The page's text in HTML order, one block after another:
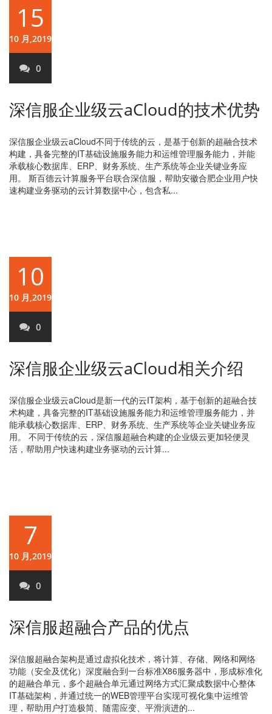
15
10 月,2019
0
深信服企业级云aCloud的技术优势
深信服企业级云aCloud不同于传统的云，是基于创新的超融合技术
构建，具备完整的IT基础设施服务能力和运维管理服务能力，并能
承载核心数据库、ERP、财务系统、生产系统等企业关键业务应
用。 斯百德云计算服务平台联合深信服，帮助安徽合肥企业用户快
速构建业务驱动的云计算数据中心，包含私...
10
10 月,2019
0
深信服企业级云aCloud相关介绍
深信服企业级云aCloud是新一代的云IT架构，基于创新的超融合技
术构建，具备完整的IT基础设施服务能力和运维管理服务能力，并
能承载核心数据库、ERP、财务系统、生产系统等企业关键业务应
用。 不同于传统的云，深信服超融合构建的企业级云更加轻便灵
活，帮助用户快速构建业务驱动的云计算...
7
10 月,2019
0
深信服超融合产品的优点
深信服超融合架构是通过虚拟化技术，将计算、存储、网络和网络
功能（安全及优化）深度融合到一台标准X86服务器中，形成标准化
的超融合单元，多个超融合单元通过网络方式汇聚成数据中心整体
IT基础架构，并通过统一的WEB管理平台实现可视化集中运维管
理，帮助用户打造极简、随需应变、平滑演进的...